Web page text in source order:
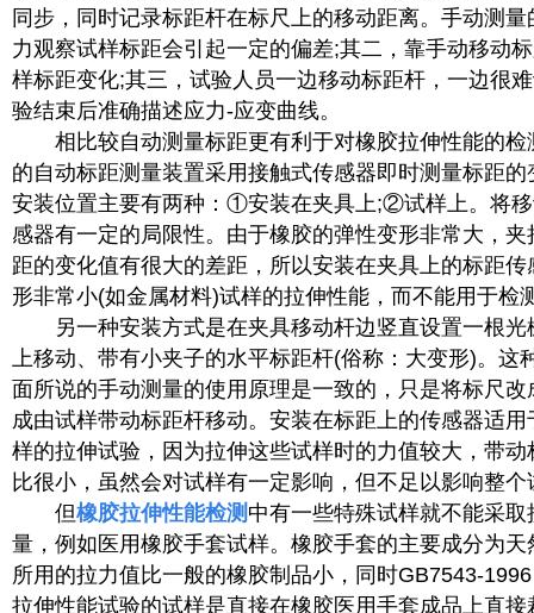
同步，同时记录标距杆在标尺上的移动距离。手动测
力观察试样标距会引起一定的偏差;其二，靠手动移动
样标距变化;其三，试验人员一边移动标距杆，一边很
验结束后准确描述应力-应变曲线。
相比较自动测量标距更有利于对橡胶拉伸性能的检
的自动标距测量装置采用接触式传感器即时测量标距
安装位置主要有两种：①安装在夹具上;②试样上。将
感器有一定的局限性。由于橡胶的弹性变形非常大，
距的变化值有很大的差距，所以安装在夹具上的标距
形非常小(如金属材料)试样的拉伸性能，而不能用于检
另一种安装方式是在夹具移动杆边竖直设置一根光
上移动、带有小夹子的水平标距杆(俗称：大变形)。这
面所说的手动测量的使用原理是一致的，只是将标尺
成由试样带动标距杆移动。安装在标距上的传感器适
样的拉伸试验，因为拉伸这些试样时的力值较大，带
比很小，虽然会对试样有一定影响，但不足以影响整
但橡胶拉伸性能检测 中有一些特殊试样就不能采
量，例如医用橡胶手套试样。橡胶手套的主要成分为
所用的拉力值比一般的橡胶制品小，同时GB7543-
拉伸性能试验的试样是直接在橡胶医用手套成品上直